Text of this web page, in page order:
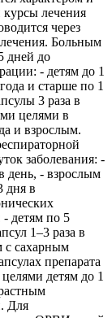
курсы лечения
через
Больным
дней до
- детям до 1
и старше по 1
3 раза в
целями в
и взрослым.
заболевания: -
день, - взрослым
дня в
- детям по 5
1–3 раза в
с сахарным
препарата
детям до 1
Для